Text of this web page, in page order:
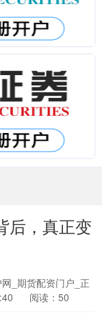
后，真正变
_期货配资门户_正
阅读：50